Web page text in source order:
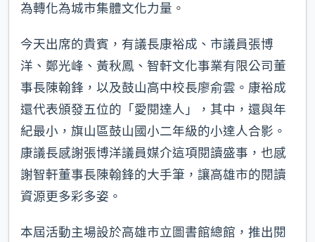
為轉化為城市集體文化力量。
今天出席的貴賓，有議長康裕成、市議員張博
洋、鄭光峰、黃秋鳳、智軒文化事業有限公司董
事長陳翰鋒，以及鼓山高中校長廖俞雲。康裕成
還代表頒發五位的「愛閱達人」，其中，還與年
紀最小，旗山區鼓山國小二年級的小達人合影。
康議長感謝張博洋議員媒介這項閱讀盛事，也感
謝智軒董事長陳翰鋒的大手筆，讓高雄市的閱讀
資源更多彩多姿。
本屆活動主場設於高雄市立圖書館總館，推出閱